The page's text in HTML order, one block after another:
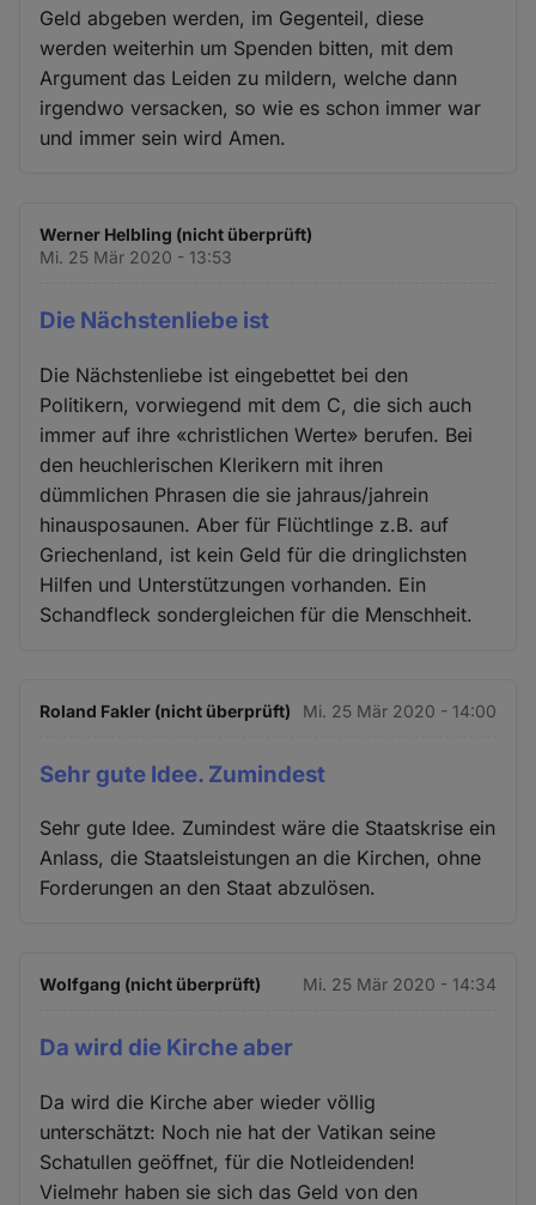
Geld abgeben werden, im Gegenteil, diese
werden weiterhin um Spenden bitten, mit dem
Argument das Leiden zu mildern, welche dann
irgendwo versacken, so wie es schon immer war
und immer sein wird Amen.
Werner Helbling (nicht überprüft)
Mi. 25 Mär 2020 - 13:53
Die Nächstenliebe ist
Die Nächstenliebe ist eingebettet bei den
Politikern, vorwiegend mit dem C, die sich auch
immer auf ihre «christlichen Werte» berufen. Bei
den heuchlerischen Klerikern mit ihren
dümmlichen Phrasen die sie jahraus/jahrein
hinausposaunen. Aber für Flüchtlinge z.B. auf
Griechenland, ist kein Geld für die dringlichsten
Hilfen und Unterstützungen vorhanden. Ein
Schandfleck sondergleichen für die Menschheit.
Roland Fakler (nicht überprüft) Mi. 25 Mär 2020 - 14:00
Sehr gute Idee. Zumindest
Sehr gute Idee. Zumindest wäre die Staatskrise ein
Anlass, die Staatsleistungen an die Kirchen, ohne
Forderungen an den Staat abzulösen.
Wolfgang (nicht überprüft) Mi. 25 Mär 2020 - 14:34
Da wird die Kirche aber
Da wird die Kirche aber wieder völlig
unterschätzt: Noch nie hat der Vatikan seine
Schatullen geöffnet, für die Notleidenden!
Vielmehr haben sie sich das Geld von den